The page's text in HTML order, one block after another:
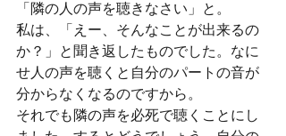
「隣の人の声を聴きなさい」と。
私は、「えー、そんなことが出来るの
か？」と聞き返したものでした。なに
せ人の声を聴くと自分のパートの音が
分からなくなるのですから。
それでも隣の声を必死で聴くことにし